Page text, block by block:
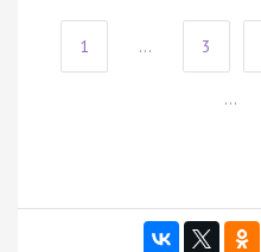
1 ... 3
...